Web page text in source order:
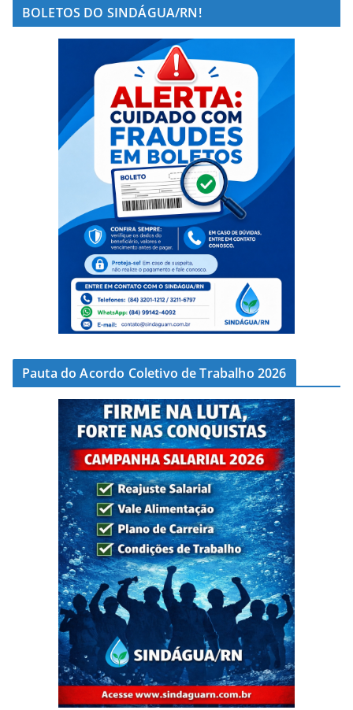
BOLETOS DO SINDÁGUA/RN!
Pauta do Acordo Coletivo de Trabalho 2026